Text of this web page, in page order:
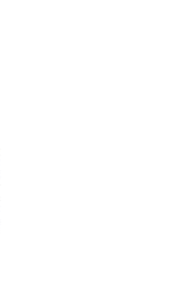
Лиды!